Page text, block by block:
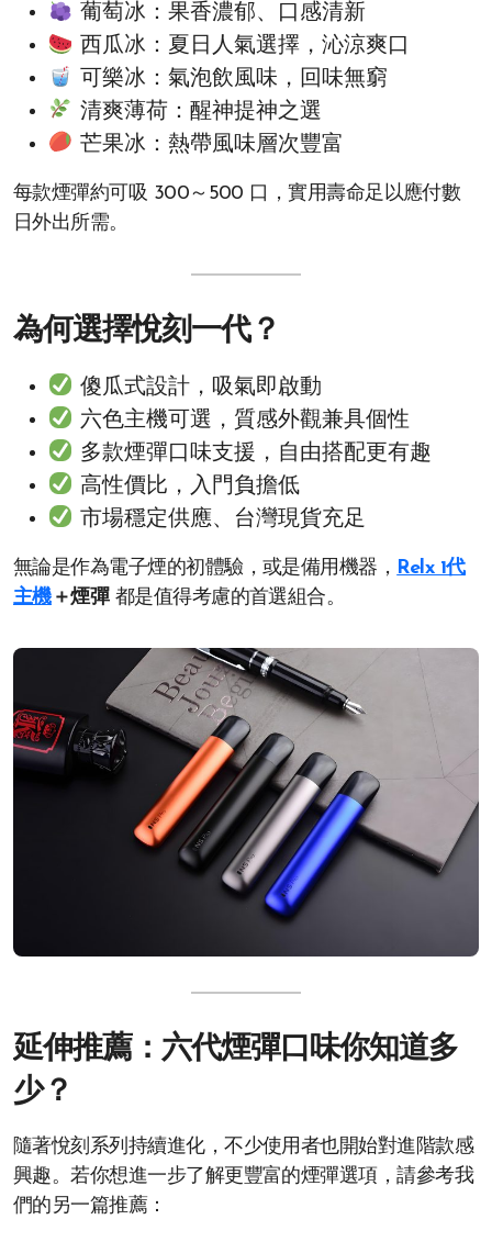
葡萄冰：果香濃郁、口感清新
西瓜冰：夏日人氣選擇，沁涼爽口
可樂冰：氣泡飲風味，回味無窮
清爽薄荷：醒神提神之選
芒果冰：熱帶風味層次豐富
每款煙彈約可吸 300～500 口，實用壽命足以應付數
日外出所需。
為何選擇悅刻一代？
傻瓜式設計，吸氣即啟動
六色主機可選，質感外觀兼具個性
多款煙彈口味支援，自由搭配更有趣
高性價比，入門負擔低
市場穩定供應、台灣現貨充足
無論是作為電子煙的初體驗，或是備用機器， Relx 1代
主機＋煙彈都是值得考慮的首選組合。
延伸推薦：六代煙彈口味你知道多
少？
隨著悅刻系列持續進化，不少使用者也開始對進階款感
興趣。若你想進一步了解更豐富的煙彈選項，請參考我
們的另一篇推薦：